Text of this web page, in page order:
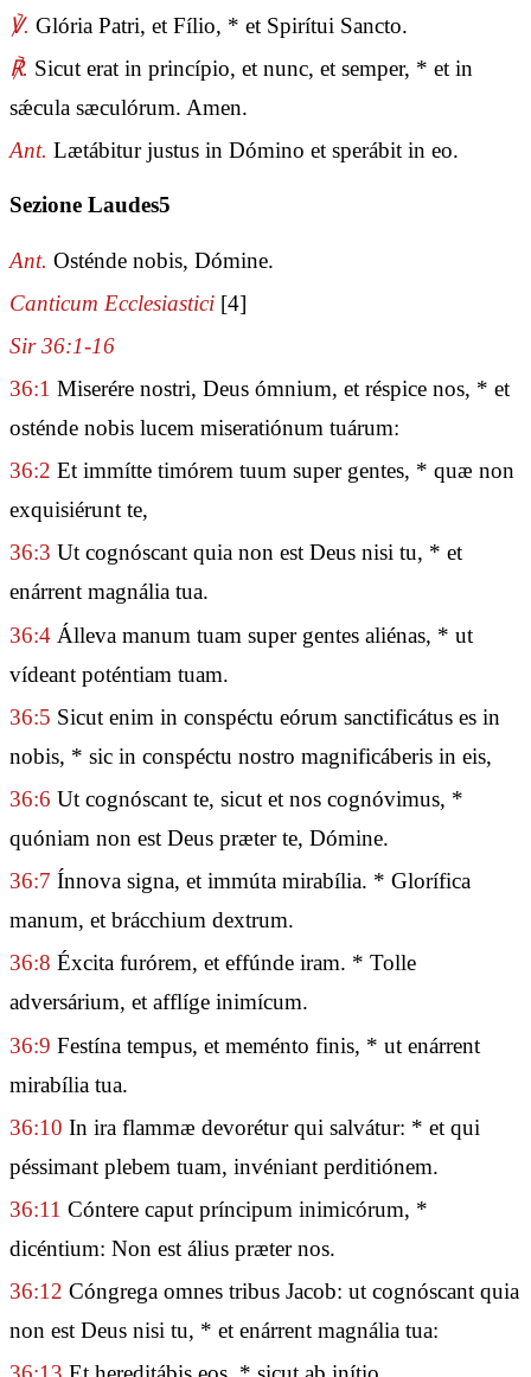
℣. Glória Patri, et Fílio, * et Spirítui Sancto.
℟. Sicut erat in princípio, et nunc, et semper, * et in
sǽcula sæculórum. Amen.
Ant. Lætábitur justus in Dómino et sperábit in eo.
Sezione Laudes5
Ant. Osténde nobis, Dómine.
Canticum Ecclesiastici [4]
Sir 36:1-16
36:1 Miserére nostri, Deus ómnium, et réspice nos, * et
osténde nobis lucem miseratiónum tuárum:
36:2 Et immítte timórem tuum super gentes, * quæ non
exquisiérunt te,
36:3 Ut cognóscant quia non est Deus nisi tu, * et
enárrent magnália tua.
36:4 Álleva manum tuam super gentes aliénas, * ut
vídeant poténtiam tuam.
36:5 Sicut enim in conspéctu eórum sanctificátus es in
nobis, * sic in conspéctu nostro magnificáberis in eis,
36:6 Ut cognóscant te, sicut et nos cognóvimus, *
quóniam non est Deus præter te, Dómine.
36:7 Ínnova signa, et immúta mirabília. * Glorífica
manum, et brácchium dextrum.
36:8 Éxcita furórem, et effúnde iram. * Tolle
adversárium, et afflíge inimícum.
36:9 Festína tempus, et meménto finis, * ut enárrent
mirabília tua.
36:10 In ira flammæ devorétur qui salvátur: * et qui
péssimant plebem tuam, invéniant perditiónem.
36:11 Cóntere caput príncipum inimicórum, *
dicéntium: Non est álius præter nos.
36:12 Cóngrega omnes tribus Jacob: ut cognóscant quia
non est Deus nisi tu, * et enárrent magnália tua: